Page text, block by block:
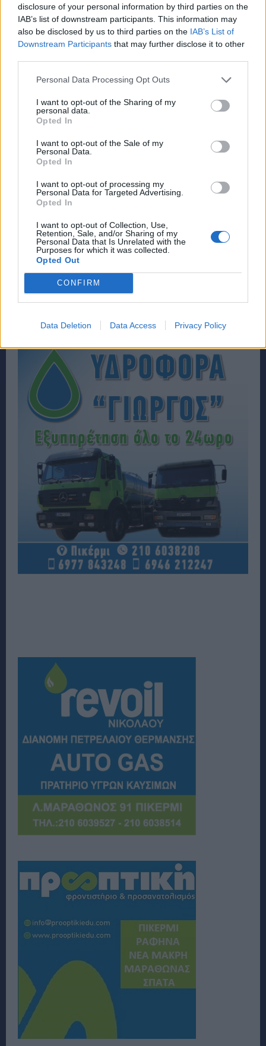
disclosure of your personal information by third parties on the
IAB’s list of downstream participants. This information may
also be disclosed by us to third parties on the IAB’s List of
Downstream Participants that may further disclose it to other
Personal Data Processing Opt Outs
I want to opt-out of the Sharing of my
personal data.
Opted In
I want to opt-out of the Sale of my
Personal Data.
Opted In
I want to opt-out of processing my
Personal Data for Targeted Advertising.
Opted In
I want to opt-out of Collection, Use,
Retention, Sale, and/or Sharing of my
Personal Data that Is Unrelated with the
Purposes for which it was collected.
Opted Out
CONFIRM
Data Deletion Data Access Privacy Policy